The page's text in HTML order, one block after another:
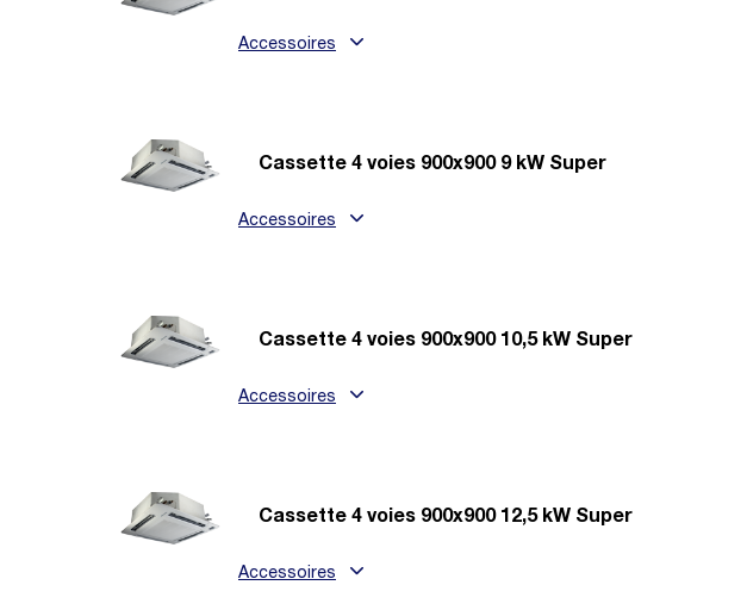
Accessoires
Cassette 4 voies 900x900 9 kW Super
Accessoires
Cassette 4 voies 900x900 10,5 kW Super
Accessoires
Cassette 4 voies 900x900 12,5 kW Super
Accessoires